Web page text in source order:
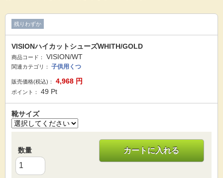
残りわずか
VISIONハイカットシューズWHITH/GOLD
商品コード： VISION/WT
関連カテゴリ： 子供用くつ
販売価格(税込)： 4,968 円
ポイント： 49 Pt
靴サイズ
数量 カートに入れる